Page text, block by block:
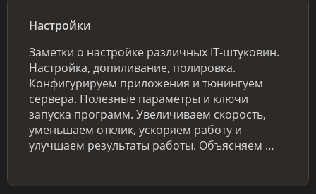
Настройки
Заметки о настройке различных IT-штуковин.
Настройка, допиливание, полировка.
Конфигурируем приложения и тюнингуем
сервера. Полезные параметры и ключи
запуска программ. Увеличиваем скорость,
уменьшаем отклик, ускоряем работу и
улучшаем результаты работы. Объясняем …